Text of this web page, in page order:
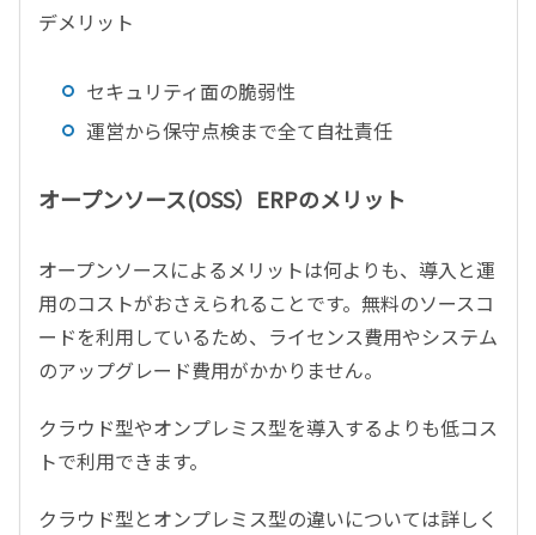
デメリット
セキュリティ面の脆弱性
運営から保守点検まで全て自社責任
オープンソース(OSS）ERPのメリット
オープンソースによるメリットは何よりも、導入と運
用のコストがおさえられることです。無料のソースコ
ードを利用しているため、ライセンス費用やシステム
のアップグレード費用がかかりません。
クラウド型やオンプレミス型を導入するよりも低コス
トで利用できます。
クラウド型とオンプレミス型の違いについては詳しく